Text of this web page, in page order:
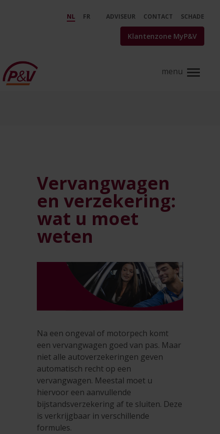
Vervangwagen: alle belangrijke
NL FR ADVISEUR CONTACT SCHADE
Klantenzone MyP&V
Vervangwagen
en verzekering:
wat u moet
weten
Na een ongeval of motorpech komt
een vervangwagen goed van pas. Maar
niet alle autoverzekeringen geven
automatisch recht op een
vervangwagen. Meestal moet u
hiervoor een aanvullende
bijstandsverzekering af te sluiten. Deze
is verkrijgbaar in verschillende
formules.